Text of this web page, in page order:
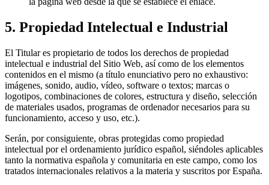
5. Propiedad Intelectual e Industrial
El Titular es propietario de todos los derechos de propiedad
intelectual e industrial del Sitio Web, así como de los elementos
contenidos en el mismo (a título enunciativo pero no exhaustivo:
imágenes, sonido, audio, vídeo, software o textos; marcas o
logotipos, combinaciones de colores, estructura y diseño, selección
de materiales usados, programas de ordenador necesarios para su
funcionamiento, acceso y uso, etc.).
Serán, por consiguiente, obras protegidas como propiedad
intelectual por el ordenamiento jurídico español, siéndoles aplicables
tanto la normativa española y comunitaria en este campo, como los
tratados internacionales relativos a la materia y suscritos por España.